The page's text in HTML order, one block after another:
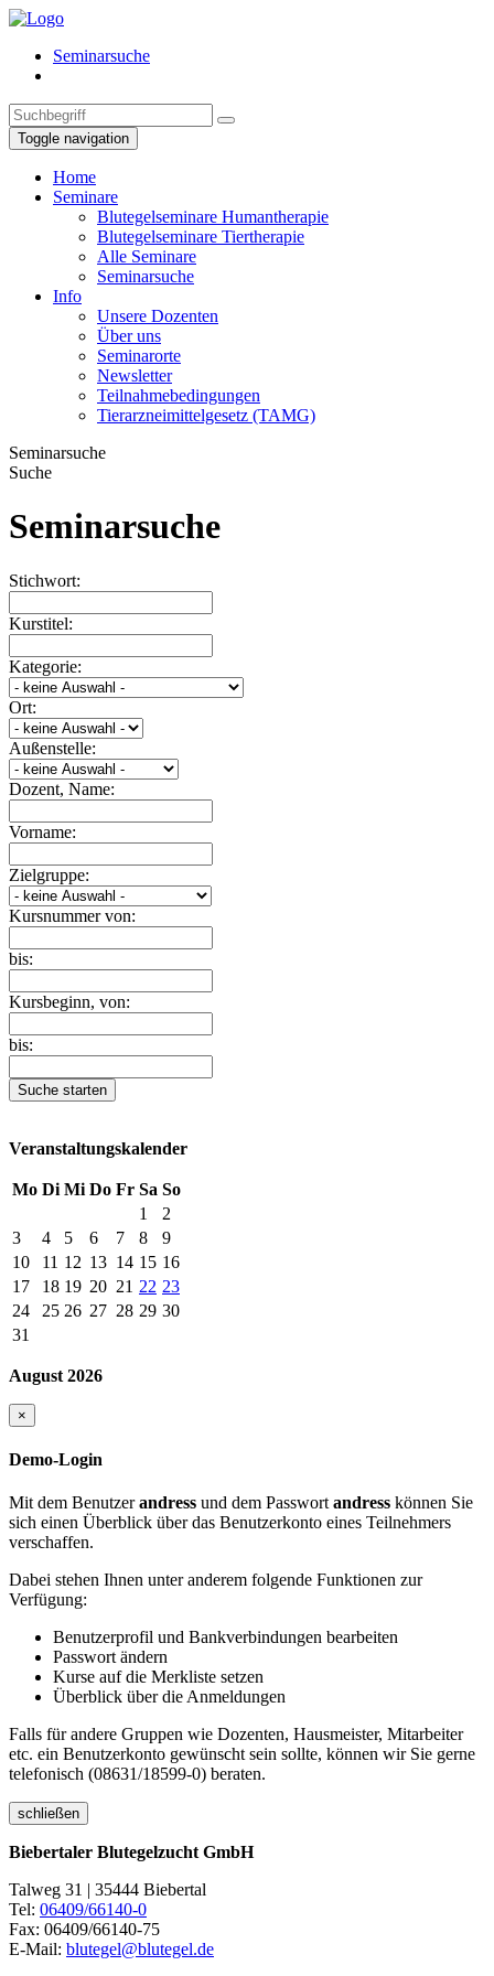
Seminarsuche
Toggle navigation
Home
Seminare
Blutegelseminare Humantherapie
Blutegelseminare Tiertherapie
Alle Seminare
Seminarsuche
Info
Unsere Dozenten
Über uns
Seminarorte
Newsletter
Teilnahmebedingungen
Tierarzneimittelgesetz (TAMG)
Seminarsuche
Suche
Seminarsuche
Stichwort:
Kurstitel:
Kategorie:
Ort:
Außenstelle:
Dozent, Name:
Vorname:
Zielgruppe:
Kursnummer von:
bis:
Kursbeginn, von:
bis:
Suche starten
Veranstaltungskalender
Mo Di Mi Do Fr Sa So
1
2
3
4 5 6 7 8
9
10
11 12 13 14 15 16
17
18 19 20 21 22 23
24
25 26 27 28 29 30
31
August 2026
×
Demo-Login
Mit dem Benutzerandress und dem Passwortandress können Sie
sich einen Überblick über das Benutzerkonto eines Teilnehmers
verschaffen.
Dabei stehen Ihnen unter anderem folgende Funktionen zur
Verfügung:
Benutzerprofil und Bankverbindungen bearbeiten
Passwort ändern
Kurse auf die Merkliste setzen
Überblick über die Anmeldungen
Falls für andere Gruppen wie Dozenten, Hausmeister, Mitarbeiter
etc. ein Benutzerkonto gewünscht sein sollte, können wir Sie gerne
telefonisch (08631/18599-0) beraten.
schließen
Biebertaler Blutegelzucht GmbH
Talweg 31 | 35444 Biebertal
Tel: 06409/66140-0
Fax: 06409/66140-75
E-Mail: blutegel@blutegel.de